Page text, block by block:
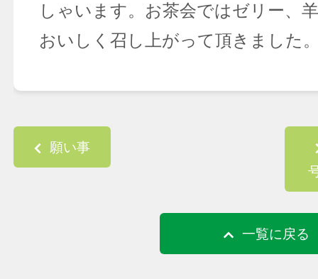
しゃいます。お茶会ではゼリー、
おいしく召し上がって頂きました
Post navigation
願い事
一覧に戻る